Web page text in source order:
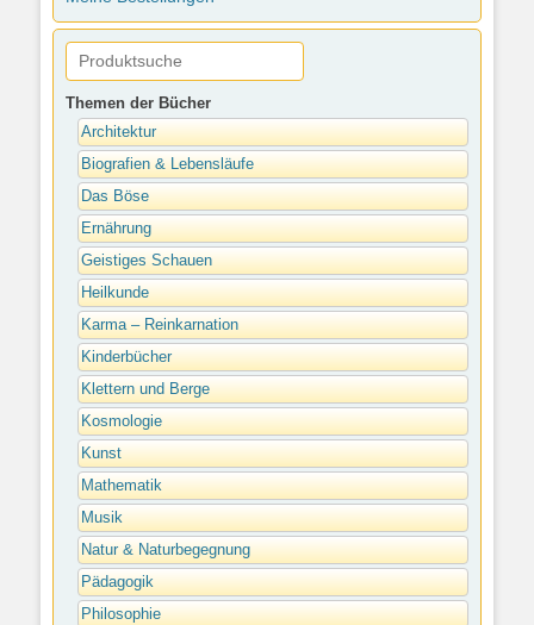
Themen der Bücher
Architektur
Biografien & Lebensläufe
Das Böse
Ernährung
Geistiges Schauen
Heilkunde
Karma – Reinkarnation
Kinderbücher
Klettern und Berge
Kosmologie
Kunst
Mathematik
Musik
Natur & Naturbegegnung
Pädagogik
Philosophie